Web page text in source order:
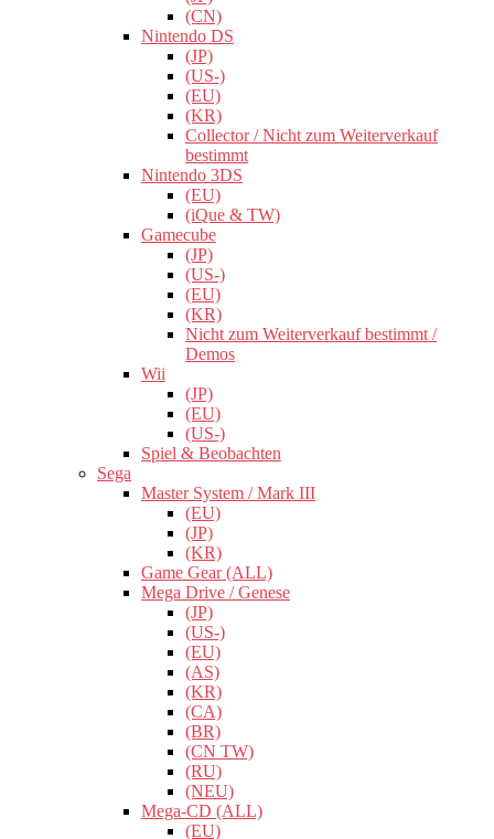
(CN)
Nintendo DS
(JP)
(US-)
(EU)
(KR)
Collector / Nicht zum Weiterverkauf
bestimmt
Nintendo 3DS
(EU)
(iQue & TW)
Gamecube
(JP)
(US-)
(EU)
(KR)
Nicht zum Weiterverkauf bestimmt /
Demos
Wii
(JP)
(EU)
(US-)
Spiel & Beobachten
Sega
Master System / Mark III
(EU)
(JP)
(KR)
Game Gear (ALL)
Mega Drive / Genese
(JP)
(US-)
(EU)
(AS)
(KR)
(CA)
(BR)
(CN TW)
(RU)
(NEU)
Mega-CD (ALL)
(EU)